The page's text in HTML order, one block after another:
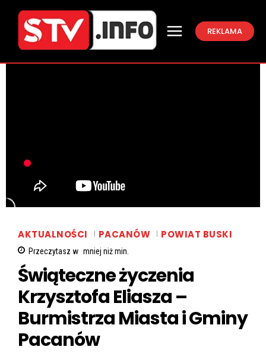
REKLAMA
AKTUALNOŚCI PACANÓW POWIAT BUSKI
Przeczytasz w mniej niżmin.
Świąteczne życzenia
Krzysztofa Eliasza –
Burmistrza Miasta i Gminy
Pacanów